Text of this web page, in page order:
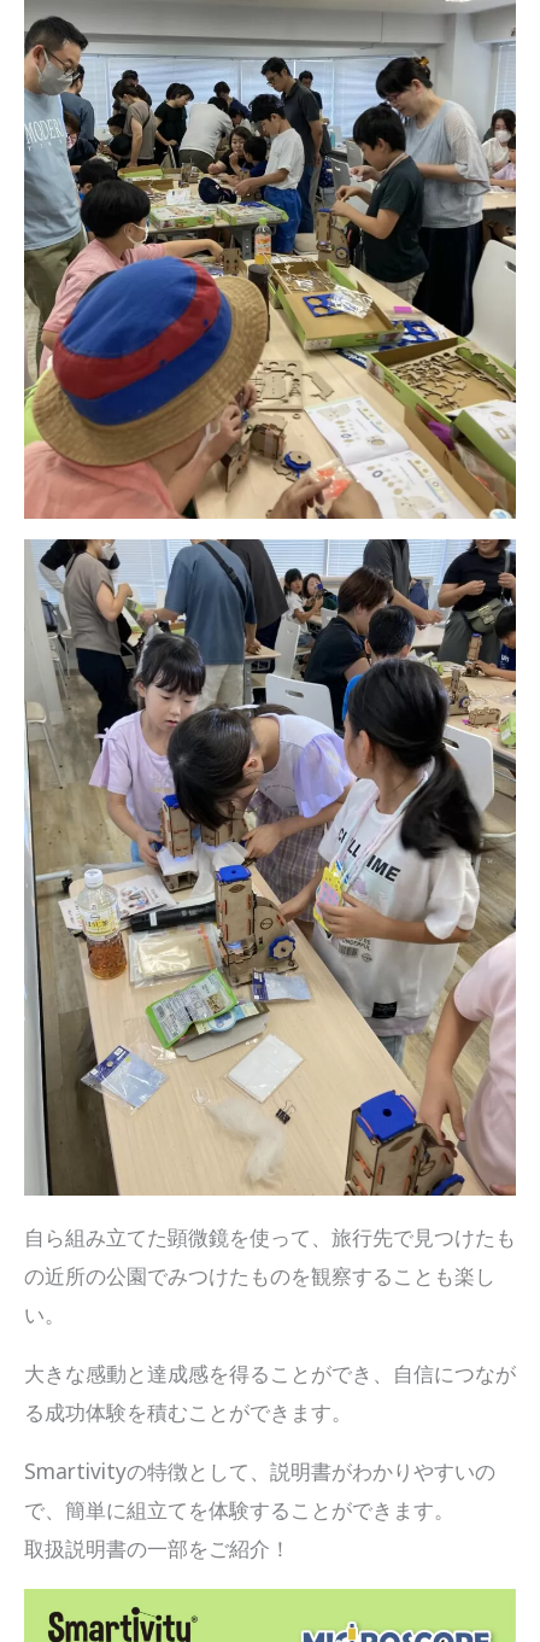
自ら組み立てた顕微鏡を使って、旅行先で見つけたも
の近所の公園でみつけたものを観察することも楽し
い。
大きな感動と達成感を得ることができ、自信につなが
る成功体験を積むことができます。
Smartivityの特徴として、説明書がわかりやすいの
で、簡単に組立てを体験することができます。
取扱説明書の一部をご紹介！